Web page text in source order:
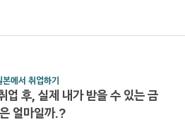
본에서 취업하기
업 후, 실제 내가 받을 수 있는 금
얼마일까.?